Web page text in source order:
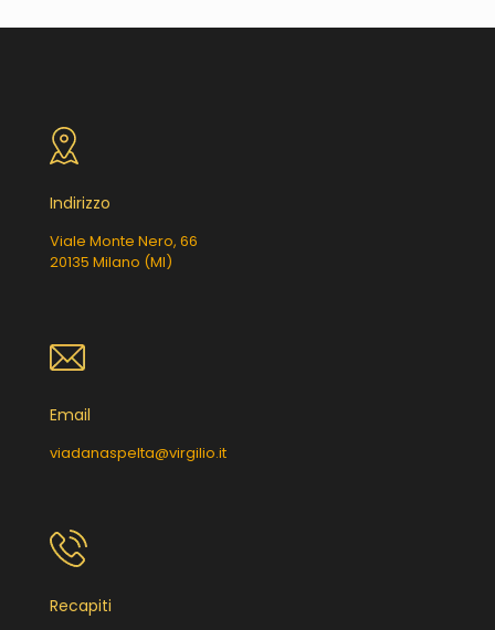
Indirizzo
Viale Monte Nero, 66
20135 Milano (MI)
Email
viadanaspelta@virgilio.it
Recapiti